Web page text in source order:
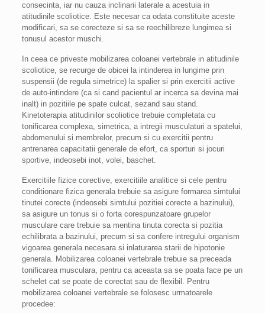
consecinta, iar nu cauza inclinarii laterale a acestuia in
atitudinile scoliotice. Este necesar ca odata constituite aceste
modificari, sa se corecteze si sa se reechilibreze lungimea si
tonusul acestor muschi.
In ceea ce priveste mobilizarea coloanei vertebrale in atitudinile
scoliotice, se recurge de obicei la intinderea in lungime prin
suspensii (de regula simetrice) la spalier si prin exercitii active
de auto-intindere (ca si cand pacientul ar incerca sa devina mai
inalt) in pozitiile pe spate culcat, sezand sau stand.
Kinetoterapia atitudinilor scoliotice trebuie completata cu
tonificarea complexa, simetrica, a intregii musculaturi a spatelui,
abdomenului si membrelor, precum si cu exercitii pentru
antrenarea capacitatii generale de efort, ca sporturi si jocuri
sportive, indeosebi inot, volei, baschet.
Exercitiile fizice corective, exercitiile analitice si cele pentru
conditionare fizica generala trebuie sa asigure formarea simtului
tinutei corecte (indeosebi simtului pozitiei corecte a bazinului),
sa asigure un tonus si o forta corespunzatoare grupelor
musculare care trebuie sa mentina tinuta corecta si pozitia
echilibrata a bazinului, precum si sa confere intregului organism
vigoarea generala necesara si inlaturarea starii de hipotonie
generala. Mobilizarea coloanei vertebrale trebuie sa preceada
tonificarea musculara, pentru ca aceasta sa se poata face pe un
schelet cat se poate de corectat sau de flexibil. Pentru
mobilizarea coloanei vertebrale se folosesc urmatoarele
procedee: